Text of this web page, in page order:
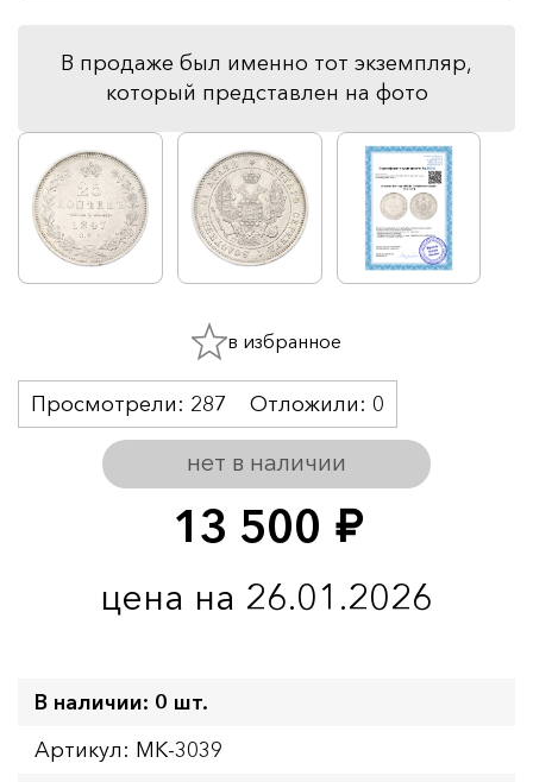
В продаже был именно тот экземпляр,
который представлен на фото
13 500 руб.
цена на 26.01.2026
нет в наличии
Просмотрели: 287 Отложили: 0
в избранное
В наличии: 0 шт.
Артикул: MK-3039